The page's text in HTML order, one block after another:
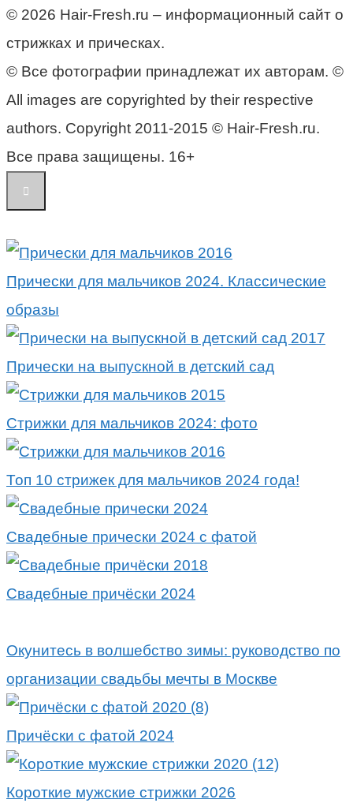
© 2026 Hair-Fresh.ru – информационный сайт о
стрижках и прическах.
© Все фотографии принадлежат их авторам. ©
All images are copyrighted by their respective
authors. Copyright 2011-2015 © Hair-Fresh.ru.
Все права защищены. 16+
Прически для мальчиков 2024. Классические
образы
Прически на выпускной в детский сад
Стрижки для мальчиков 2024: фото
Топ 10 стрижек для мальчиков 2024 года!
Свадебные прически 2024 с фатой
Свадебные причёски 2024
Окунитесь в волшебство зимы: руководство по
организации свадьбы мечты в Москве
Причёски с фатой 2024
Короткие мужские стрижки 2026